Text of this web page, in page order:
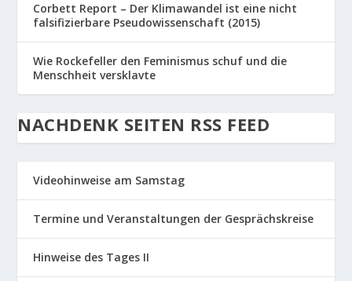
Corbett Report – Der Klimawandel ist eine nicht
falsifizierbare Pseudowissenschaft (2015)
Wie Rockefeller den Feminismus schuf und die
Menschheit versklavte
NACHDENK SEITEN RSS FEED
Videohinweise am Samstag
Termine und Veranstaltungen der Gesprächskreise
Hinweise des Tages II